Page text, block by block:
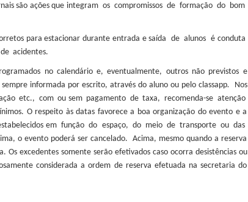
são ações que integram os compromissos de formação do bom
para estacionar durante entrada e saída de alunos é conduta
acidentes.
no calendário e, eventualmente, outros não previstos e
informada por escrito, através do aluno ou pelo classapp.
Nos
etc., com ou sem pagamento de taxa, recomenda-se atenção
O respeito às datas favorece a boa organização do evento e a
em função do espaço, do meio de transporte ou das
o evento poderá ser cancelado. Acima, mesmo quando a reserva
excedentes somente serão efetivados caso ocorra desistências ou
considerada a ordem de reserva efetuada na secretaria do